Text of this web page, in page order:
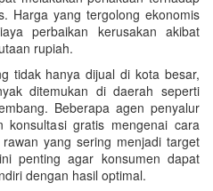
Harga yang tergolong ekonomis
perbaikan kerusakan akibat
rupiah.
tidak hanya dijual di kota besar,
ditemukan di daerah seperti
Beberapa agen penyalur
konsultasi gratis mengenai cara
yang sering menjadi target
penting agar konsumen dapat
dengan hasil optimal.